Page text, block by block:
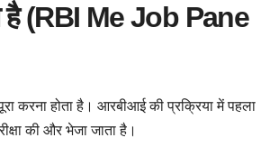
है (RBI Me Job Pane
करना होता है। आरबीआई की प्रक्रिया में पहला
की और भेजा जाता है।